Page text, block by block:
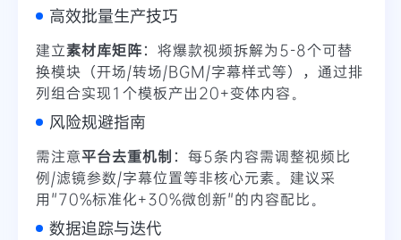
高效批量生产技巧
建立素材库矩阵：将爆款视频拆解为5-8个可替
换模块（开场/转场/BGM/字幕样式等），通过排
列组合实现1个模板产出20+变体内容。
风险规避指南
需注意平台去重机制 ：每5条内容需调整视频比
例/滤镜参数/字幕位置等非核心元素。建议采
用"70%标准化+30%微创新"的内容配比。
数据追踪与迭代